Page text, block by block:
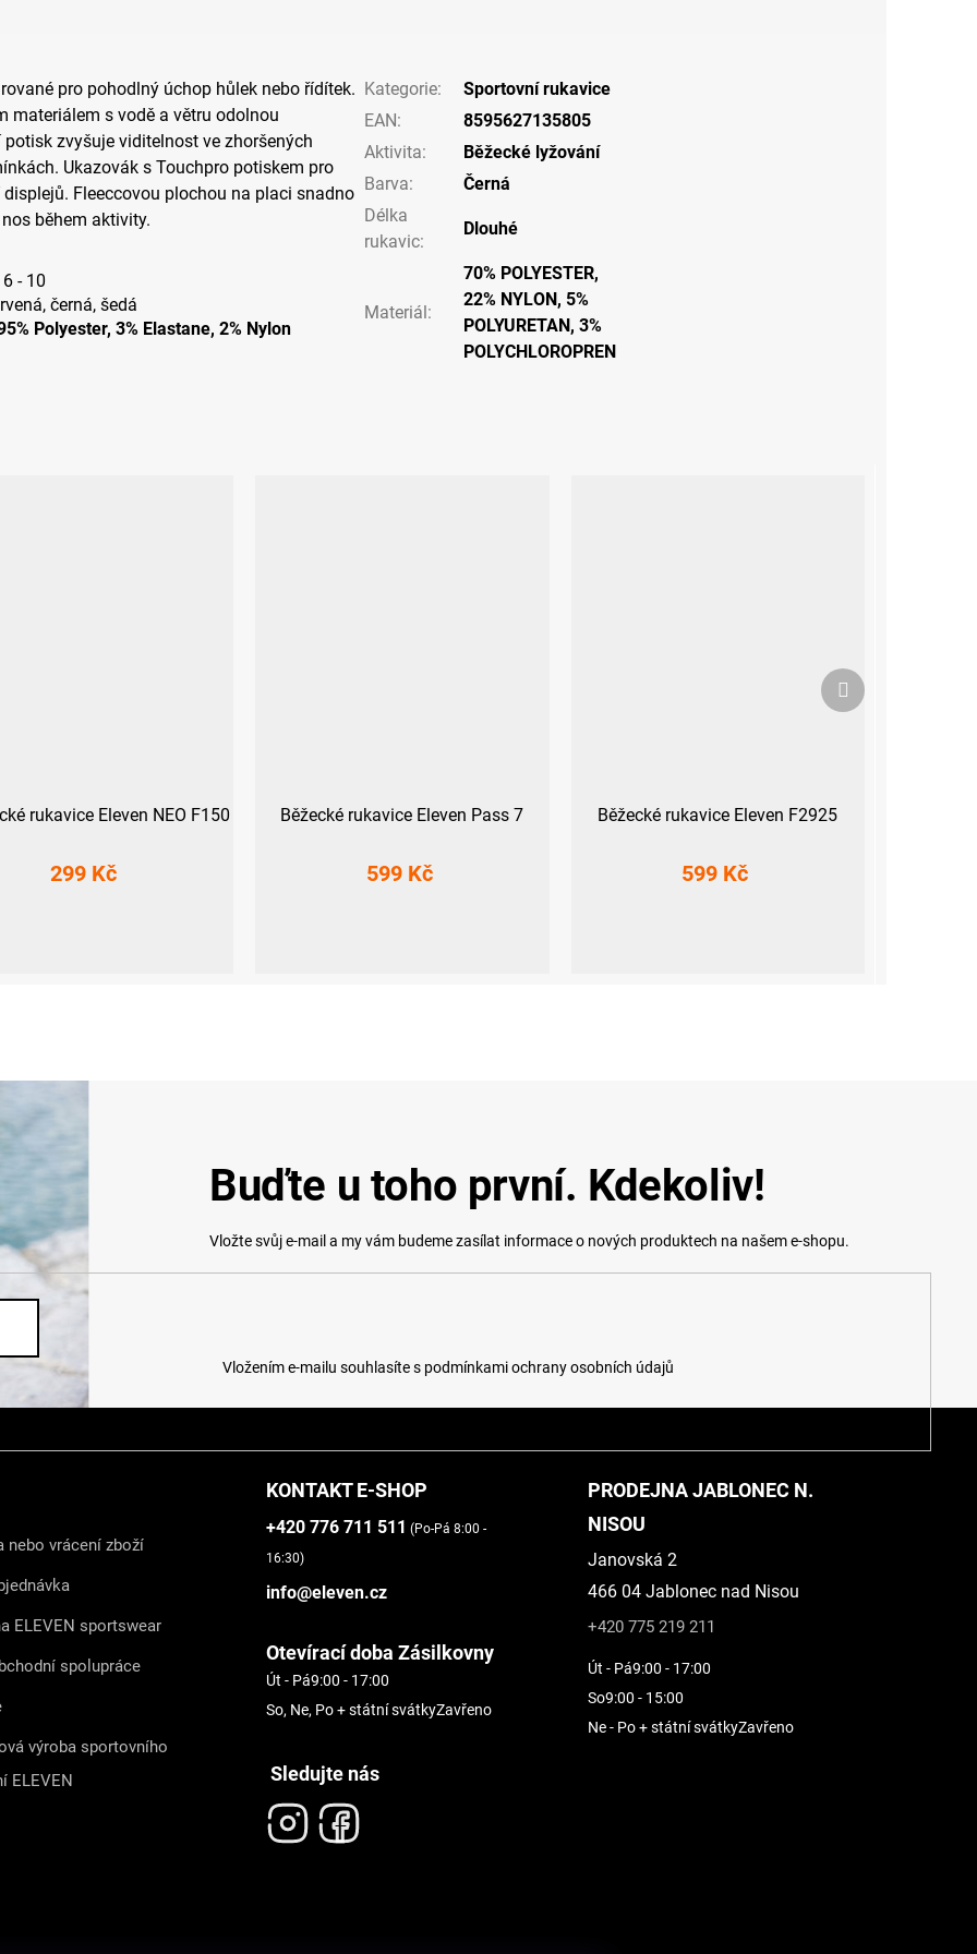
pro pohodlný úchop hůlek nebo řídítek.
materiálem s vodě a větru odolnou
potisk zvyšuje viditelnost ve zhoršených
Ukazovák s Touchpro potiskem pro
Fleeccovou plochou na placi snadno
během aktivity.
- 10
černá, šedá
Polyester, 3% Elastane, 2% Nylon
Kategorie:
Sportovní rukavice
EAN:
8595627135805
Aktivita:
Běžecké lyžování
Barva:
Černá
Délka
rukavic:
Dlouhé
Materiál:
70% POLYESTER,
22% NYLON, 5%
POLYURETAN, 3%
POLYCHLOROPREN
rukavice Eleven NEO F150
299 Kč
Běžecké rukavice Eleven Pass 7
599 Kč
Běžecké rukavice Eleven F2925
599 Kč
Další
produkt
Buďte u toho první. Kdekoliv!
Vložte svůj e-mail a my vám budeme zasílat informace o nových produktech na našem e-shopu.
Vložením e-mailu souhlasíte s podmínkami ochrany osobních údajů
nebo vrácení zboží
ELEVEN sportswear
spolupráce
výroba sportovního
ELEVEN
KONTAKT E-SHOP
+420 776 711 511 (Po-Pá 8:00 -
16:30)
info@eleven.cz
Otevírací doba Zásilkovny
Út - Pá9:00 - 17:00
So, Ne, Po + státní svátkyZavřeno
Sledujte nás
PRODEJNA JABLONEC N.
NISOU
Janovská 2
466 04 Jablonec nad Nisou
+420 775 219 211
Út - Pá9:00 - 17:00
So9:00 - 15:00
Ne - Po + státní svátkyZavřeno